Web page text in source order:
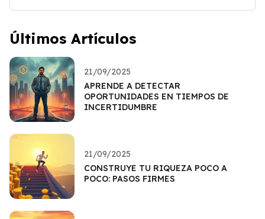
Últimos Artículos
21/09/2025
APRENDE A DETECTAR
OPORTUNIDADES EN TIEMPOS DE
INCERTIDUMBRE
21/09/2025
CONSTRUYE TU RIQUEZA POCO A
POCO: PASOS FIRMES